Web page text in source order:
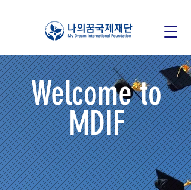
Welcome to
MDIF